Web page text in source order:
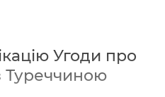
Угоди про
Туреччиною